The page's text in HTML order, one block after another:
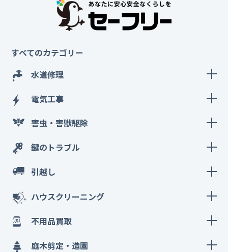
すべてのカテゴリー
水道修理
電気工事
害虫・害獣駆除
鍵のトラブル
引越し
ハウスクリーニング
不用品買取
庭木剪定・造園